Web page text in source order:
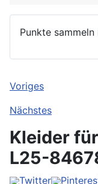
Punkte sammeln
Voriges
Nächstes
Kleider
L25-
Twitter